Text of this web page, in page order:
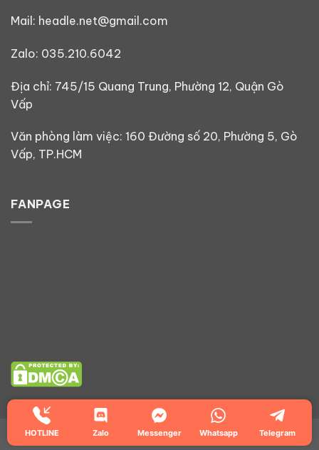
Mail: headle.net@gmail.com
Zalo: 035.210.6042
Địa chỉ: 745/15 Quang Trung, Phường 12, Quận Gò
Vấp
Văn phòng làm việc: 160 Đường số 20, Phường 5, Gò
Vấp, TP.HCM
FANPAGE
Copyright 2026 ©Headle SEO
HOTLINE Zalo Messenger Whatsapp Telegram